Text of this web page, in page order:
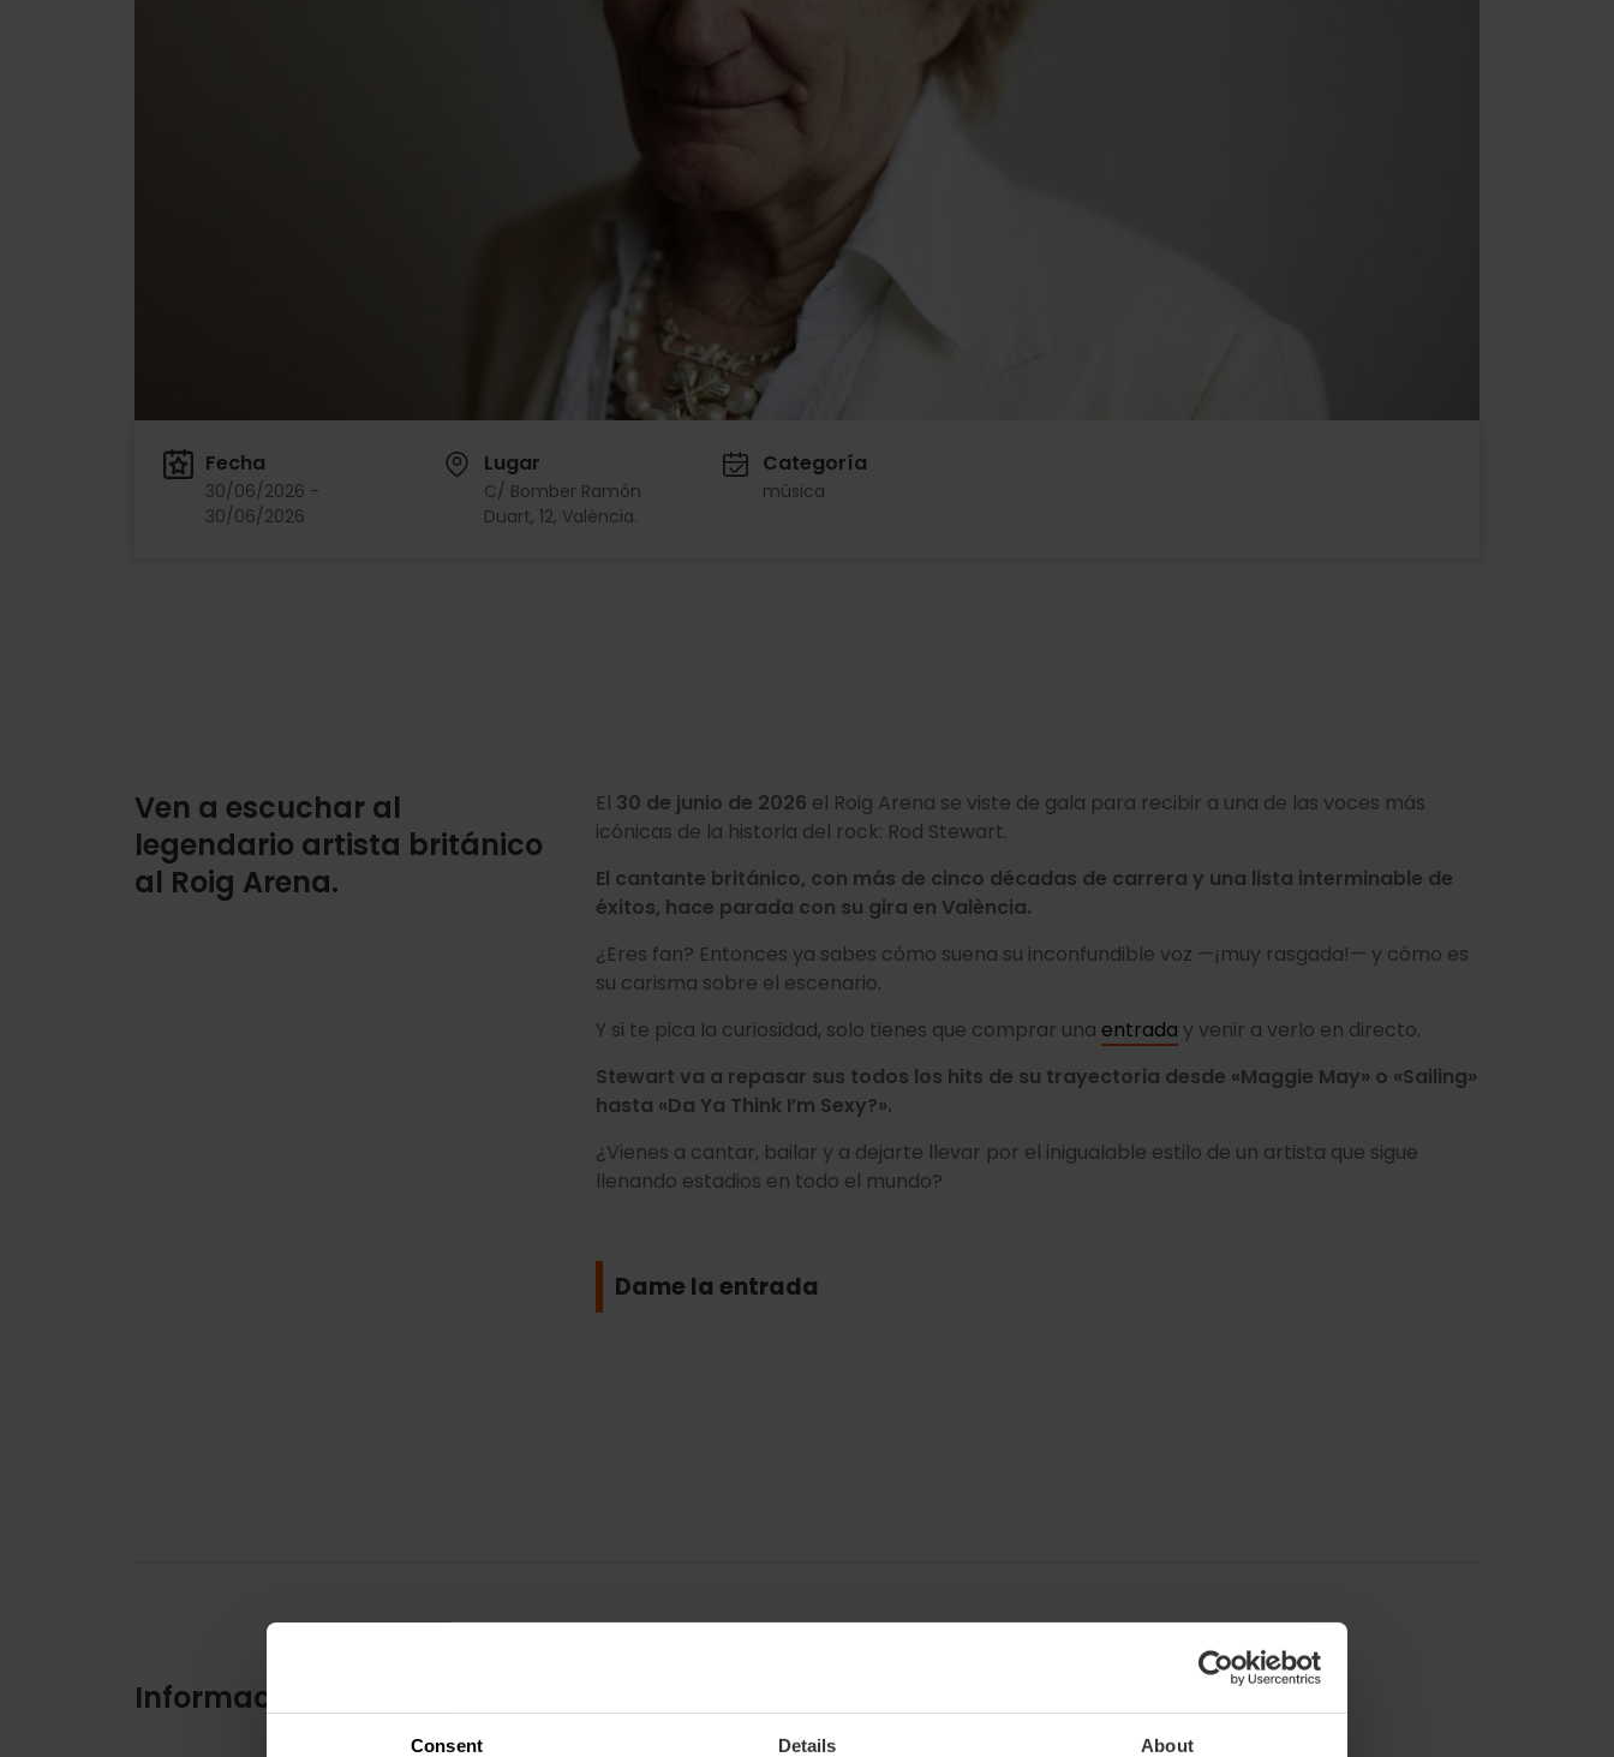
Consent Details About
Fecha
30/06/2026 -
30/06/2026
Lugar
C/ Bomber Ramón
Duart, 12, València.
Categoría
música
Ven a escuchar al
legendario artista británico
al Roig Arena.
El 30 de junio de 2026 el Roig Arena se viste de gala para recibir a una de las voces más
icónicas de la historia del rock: Rod Stewart.
El cantante británico, con más de cinco décadas de carrera y una lista interminable de
éxitos, hace parada con su gira en València.
¿Eres fan? Entonces ya sabes cómo suena su inconfundible voz —¡muy rasgada!— y cómo es
su carisma sobre el escenario.
Y si te pica la curiosidad, solo tienes que comprar una entrada y venir a verlo en directo.
Stewart va a repasar sus todos los hits de su trayectoria desde «Maggie May» o «Sailing»
hasta «Da Ya Think I’m Sexy?».
¿Vienes a cantar, bailar y a dejarte llevar por el inigualable estilo de un artista que sigue
llenando estadios en todo el mundo?
Dame la entrada
Información práctica
30/06/2026 - 30/06/2026